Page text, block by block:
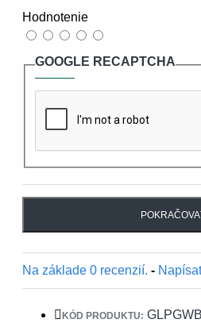
Hodnotenie
GOOGLE RECAPTCHA
Na základe 0 recenzií. -
KÓD PRODUKTU: